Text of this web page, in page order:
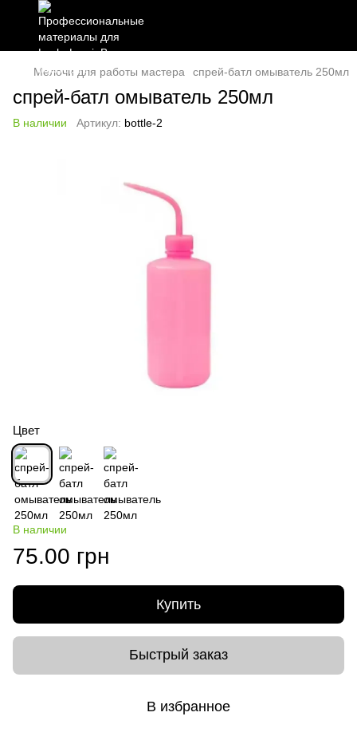
Мелочи для работы мастера спрей-батл омыватель 250мл
спрей-батл омыватель 250мл
В наличии Артикул: bottle-2
Цвет
В наличии
75.00 грн
Купить
Быстрый заказ
В избранное